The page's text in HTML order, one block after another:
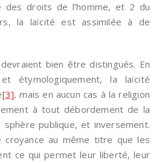
des droits de l’homme, et 2 du
la laïcité est assimilée à de
bien être distingués. En
étymologiquement, la laïcité
[3], mais en aucun cas à la religion
à tout débordement de la
publique, et inversement.
croyance au même titre que les
ce qui permet leur liberté, leur